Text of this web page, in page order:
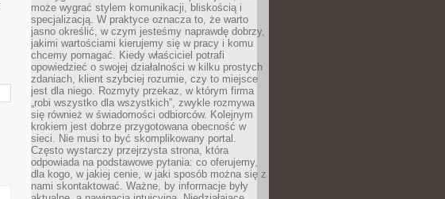
może wygrać stylem komunikacji, bliskością i
specjalizacją. W praktyce oznacza to, że warto
jasno określić, w czym jesteśmy naprawdę dobrzy,
jakimi wartościami kierujemy się w pracy i komu
chcemy pomagać. Kiedy właściciel potrafi
opowiedzieć o swojej działalności w kilku prostych
zdaniach, klient szybciej rozumie, czy to miejsce
jest dla niego. Rozmyty przekaz, w którym firma
„robi wszystko dla wszystkich”, zwykle rozmywa
się również w świadomości odbiorców. Kolejnym
krokiem jest dobrze przygotowana obecność w
sieci. Nie musi to być skomplikowany portal.
Często wystarczy przejrzysta strona, która
odpowiada na podstawowe pytania: co oferujemy,
dla kogo, w jakiej cenie, w jaki sposób można się z
nami skontaktować. Ważne, by informacje były